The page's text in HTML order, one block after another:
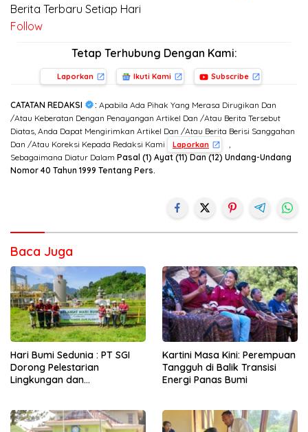
Berita Terbaru Setiap Hari
Follow
Tetap Terhubung Dengan Kami:
Laporkan Ikuti Kami Subscribe
CATATAN REDAKSI : Apabila Ada Pihak Yang Merasa Dirugikan Dan
/Atau Keberatan Dengan Penayangan Artikel Dan /Atau Berita Tersebut
Diatas, Anda Dapat Mengirimkan Artikel Dan /Atau Berita Berisi Sanggahan
Dan /Atau Koreksi Kepada Redaksi Kami
Laporkan
,
Sebagaimana Diatur Dalam Pasal (1) Ayat (11) Dan (12) Undang-Undang
Nomor 40 Tahun 1999 Tentang Pers.
Baca Juga
Hari Bumi Sedunia : PT SGI
Dorong Pelestarian
Lingkungan dan
Kartini Masa Kini: Perempuan
Tangguh di Balik Transisi
Energi Panas Bumi